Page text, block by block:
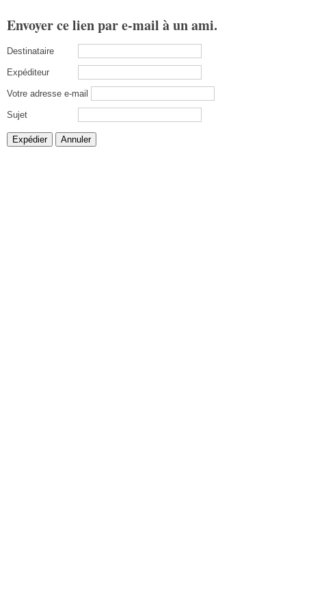
Envoyer ce lien par e-mail à un ami.
Destinataire
Expéditeur
Votre adresse e-mail
Sujet
Expédier Annuler